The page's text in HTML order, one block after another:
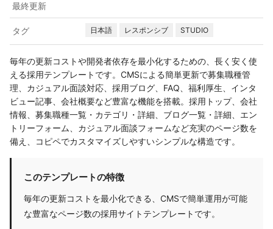
最終更新
タグ 日本語 レスポンシブ STUDIO
毎年の更新コストや開発者依存を最小化するための、長く安く使
える採用テンプレートです。CMSによる簡単更新で募集職種管
理、カジュアル面談対応、採用ブログ、FAQ、福利厚生、インタ
ビュー記事、会社概要など豊富な機能を搭載。採用トップ、会社
情報、募集職種一覧・カテゴリ・詳細、ブログ一覧・詳細、エン
トリーフォーム、カジュアル面談フォームなど充実のページ数を
備え、コピペでカスタマイズしやすいシンプルな構造です。
このテンプレートの特徴
毎年の更新コストを最小化できる、CMSで簡単運用が可能
な豊富なページ数の採用サイトテンプレートです。